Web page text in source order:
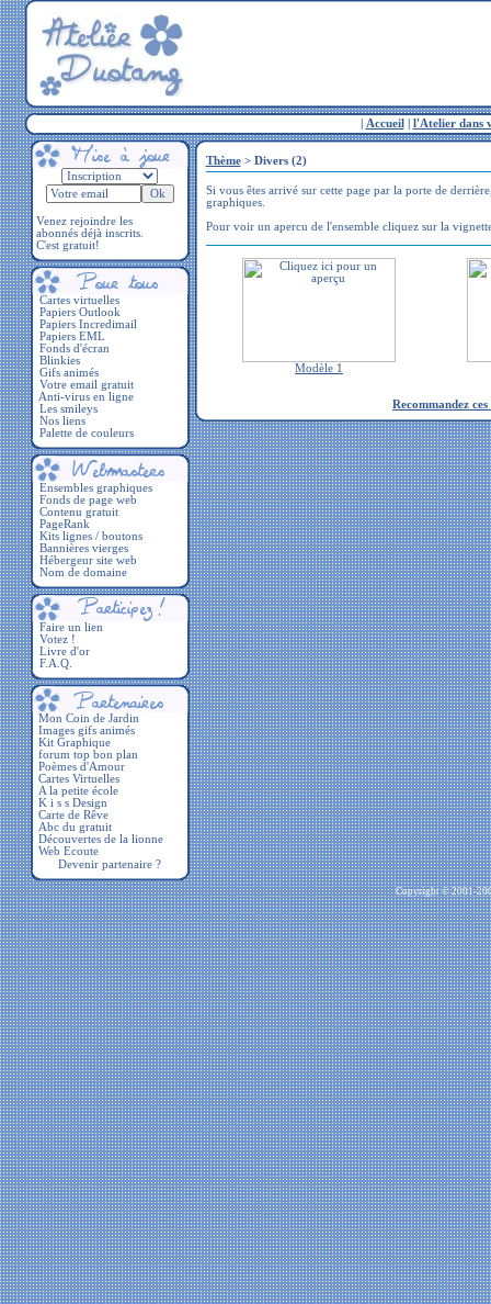
Accueil l'Atelier dans
Venez rejoindre les
abonnés déjà inscrits.
C'est gratuit!
Cartes virtuelles
Papiers Outlook
Papiers Incredimail
Papiers EML
Fonds d'écran
Blinkies
Gifs animés
Votre email gratuit
Anti-virus en ligne
Les smileys
Nos liens
Palette de couleurs
Ensembles graphiques
Fonds de page web
Contenu gratuit
PageRank
Kits lignes / boutons
Bannières vierges
Hébergeur site web
Nom de domaine
Faire un lien
Votez !
Livre d'or
F.A.Q.
Devenir partenaire ?
Thème> Divers (2)
Si vous êtes arrivé sur cette page par la porte de
graphiques.
Pour voir un apercu de l'ensemble cliquez sur la
Modèle 1
Recommandez
Copyright © 2001-